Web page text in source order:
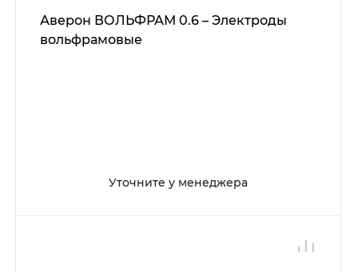
Аверон ВОЛЬФРАМ 0.6 – Электроды
вольфрамовые
Уточните у менеджера